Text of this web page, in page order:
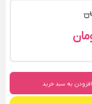
افزودن به سبد خرید